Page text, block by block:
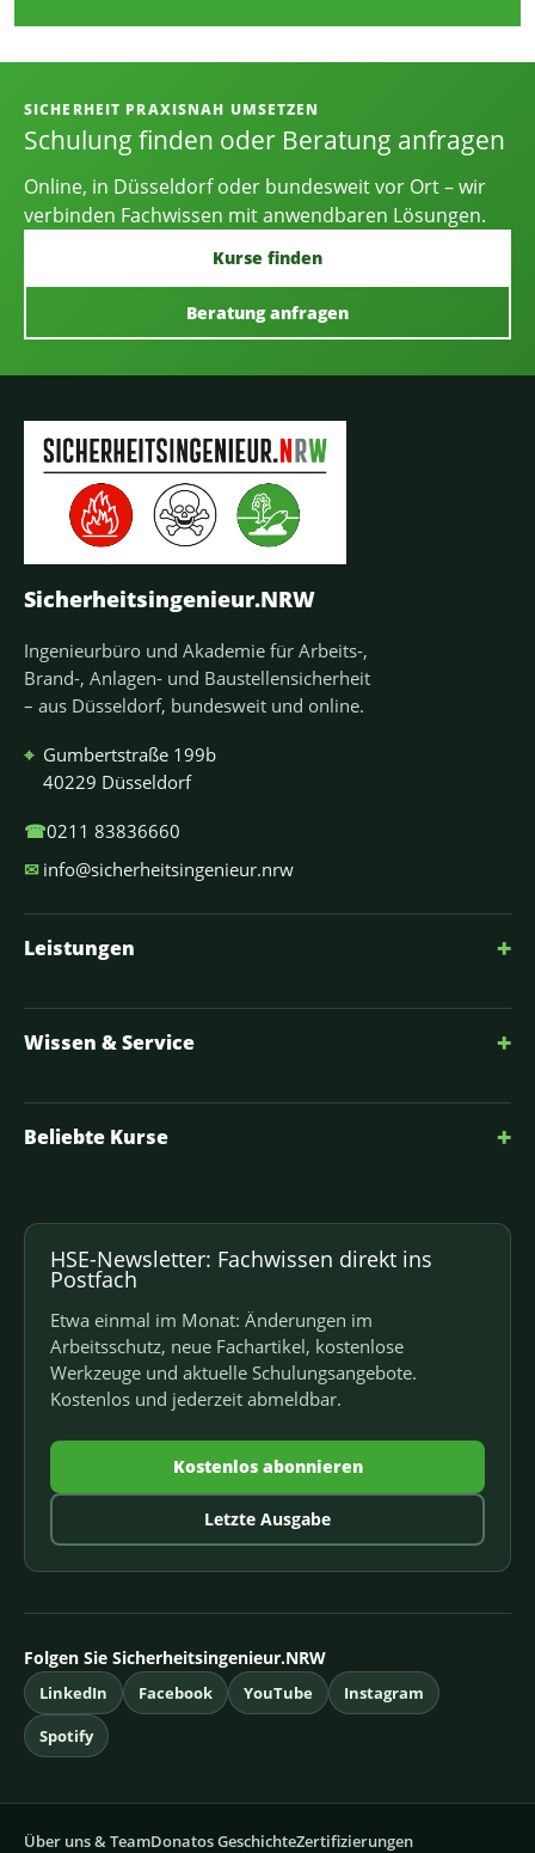
Informationen, Kontakt und
SICHERHEIT PRAXISNAH UMSETZEN
Schulung finden oder Beratung anfragen
Online, in Düsseldorf oder bundesweit vor Ort – wir
verbinden Fachwissen mit anwendbaren Lösungen.
Kurse finden
Beratung anfragen
Sicherheitsingenieur.NRW
Ingenieurbüro und Akademie für Arbeits-,
Brand-, Anlagen- und Baustellensicherheit
– aus Düsseldorf, bundesweit und online.
⌖ Gumbertstraße 199b
40229 Düsseldorf
☎0211 83836660
✉ info@sicherheitsingenieur.nrw
Leistungen +
Wissen & Service +
Beliebte Kurse +
HSE-Newsletter: Fachwissen direkt ins
Postfach
Etwa einmal im Monat: Änderungen im
Arbeitsschutz, neue Fachartikel, kostenlose
Werkzeuge und aktuelle Schulungsangebote.
Kostenlos und jederzeit abmeldbar.
Kostenlos abonnieren
Letzte Ausgabe
Folgen Sie Sicherheitsingenieur.NRW
LinkedIn Facebook YouTube
Instagram
Spotify
Über uns & TeamDonatos GeschichteZertifizierungen